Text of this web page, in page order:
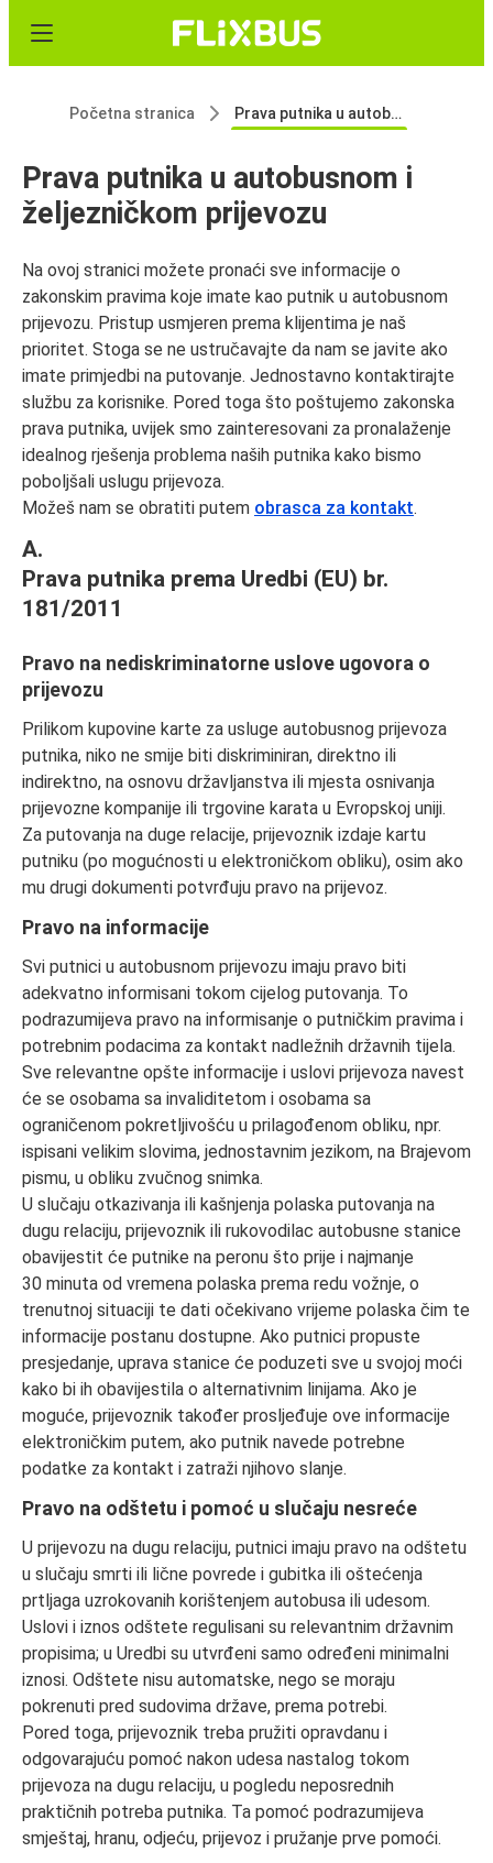
Početna stranica Prava putnika u autobusnom i željezničkom prijevozu
Prava putnika u autobusnom i
željezničkom prijevozu
Na ovoj stranici možete pronaći sve informacije o
zakonskim pravima koje imate kao putnik u autobusnom
prijevozu. Pristup usmjeren prema klijentima je naš
prioritet. Stoga se ne ustručavajte da nam se javite ako
imate primjedbi na putovanje. Jednostavno kontaktirajte
službu za korisnike. Pored toga što poštujemo zakonska
prava putnika, uvijek smo zainteresovani za pronalaženje
idealnog rješenja problema naših putnika kako bismo
poboljšali uslugu prijevoza.
Možeš nam se obratiti putem obrasca za kontakt.
A.
Prava putnika prema Uredbi (EU) br.
181/2011
Pravo na nediskriminatorne uslove ugovora o
prijevozu
Prilikom kupovine karte za usluge autobusnog prijevoza
putnika, niko ne smije biti diskriminiran, direktno ili
indirektno, na osnovu državljanstva ili mjesta osnivanja
prijevozne kompanije ili trgovine karata u Evropskoj uniji.
Za putovanja na duge relacije, prijevoznik izdaje kartu
putniku (po mogućnosti u elektroničkom obliku), osim ako
mu drugi dokumenti potvrđuju pravo na prijevoz.
Pravo na informacije
Svi putnici u autobusnom prijevozu imaju pravo biti
adekvatno informisani tokom cijelog putovanja. To
podrazumijeva pravo na informisanje o putničkim pravima i
potrebnim podacima za kontakt nadležnih državnih tijela.
Sve relevantne opšte informacije i uslovi prijevoza navest
će se osobama sa invaliditetom i osobama sa
ograničenom pokretljivošću u prilagođenom obliku, npr.
ispisani velikim slovima, jednostavnim jezikom, na Brajevom
pismu, u obliku zvučnog snimka.
U slučaju otkazivanja ili kašnjenja polaska putovanja na
dugu relaciju, prijevoznik ili rukovodilac autobusne stanice
obavijestit će putnike na peronu što prije i najmanje
30 minuta od vremena polaska prema redu vožnje, o
trenutnoj situaciji te dati očekivano vrijeme polaska čim te
informacije postanu dostupne. Ako putnici propuste
presjedanje, uprava stanice će poduzeti sve u svojoj moći
kako bi ih obavijestila o alternativnim linijama. Ako je
moguće, prijevoznik također prosljeđuje ove informacije
elektroničkim putem, ako putnik navede potrebne
podatke za kontakt i zatraži njihovo slanje.
Pravo na odštetu i pomoć u slučaju nesreće
U prijevozu na dugu relaciju, putnici imaju pravo na odštetu
u slučaju smrti ili lične povrede i gubitka ili oštećenja
prtljaga uzrokovanih korištenjem autobusa ili udesom.
Uslovi i iznos odštete regulisani su relevantnim državnim
propisima; u Uredbi su utvrđeni samo određeni minimalni
iznosi. Odštete nisu automatske, nego se moraju
pokrenuti pred sudovima države, prema potrebi.
Pored toga, prijevoznik treba pružiti opravdanu i
odgovarajuću pomoć nakon udesa nastalog tokom
prijevoza na dugu relaciju, u pogledu neposrednih
praktičnih potreba putnika. Ta pomoć podrazumijeva
smještaj, hranu, odjeću, prijevoz i pružanje prve pomoći.